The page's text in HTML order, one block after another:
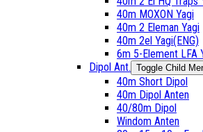
40m MOXON Yagi
40m 2 Eleman Yagi
40m 2el Yagi(ENG)
6m 5-Element LFA
Dipol Ant. Toggle Child
40m Short Dipol
40m Dipol Anten
40/80m Dipol
Windom Anten